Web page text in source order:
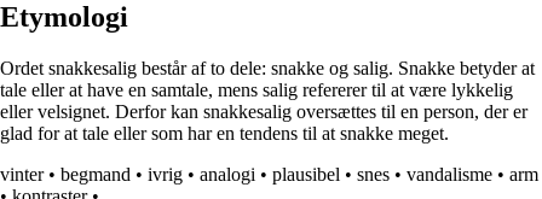
Etymologi
Ordet snakkesalig består af to dele: snakke og salig. Snakke betyder at
tale eller at have en samtale, mens salig refererer til at være lykkelig
eller velsignet. Derfor kan snakkesalig oversættes til en person, der er
glad for at tale eller som har en tendens til at snakke meget.
vinter• begmand • ivrig • analogi • plausibel • snes • vandalisme • arm